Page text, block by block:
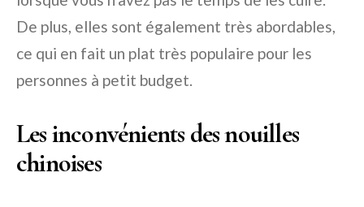
De plus, elles sont également très abordables,
ce qui en fait un plat très populaire pour les
personnes à petit budget.
Les inconvénients des nouilles
chinoises